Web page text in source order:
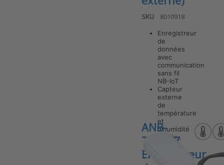
SKU 8010918
Enregistreur
de
données
avec
communication
sans fil
NB-IoT
Capteur
externe
de
température
et
d’humidité
relativ…
Press ENTER
for more
options to
ANB-TRE-
IP67 v7
Enregistreur
de données
NB-IoT –
Température
/ Humidité
relative
ANB-
TR-T v7
Enregistreur